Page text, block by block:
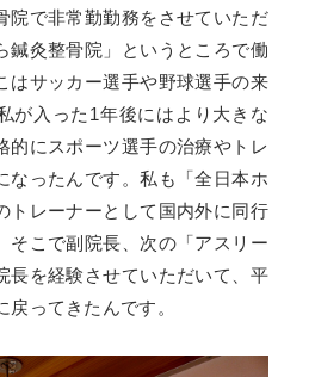
院で非常勤勤務をさせていただ
鍼灸整骨院」というところで働
はサッカー選手や野球選手の来
が入った1年後にはより大きな
的にスポーツ選手の治療やトレ
なったんです。私も「全日本ホ
トレーナーとして国内外に同行
そこで副院長、次の「アスリー
長を経験させていただいて、平
戻ってきたんです。